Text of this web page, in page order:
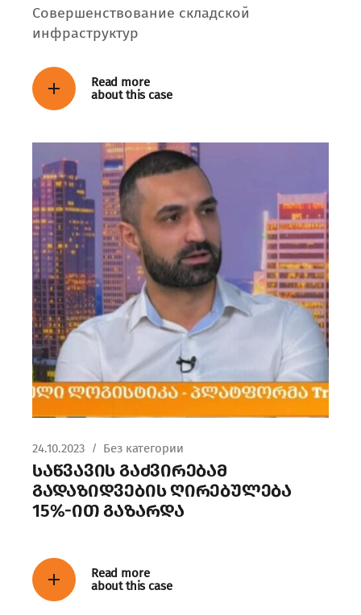
Совершенствование складской
инфраструктур
Read more
about this case
24.10.2023 Без категории
საწვავის გაძვირებამ
გადაზიდვების ღირებულება
15%-ით გაზარდა
Read more
about this case